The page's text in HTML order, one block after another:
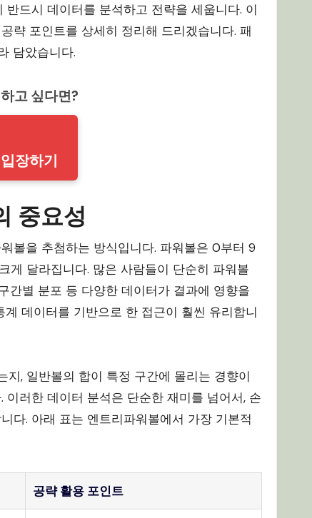
드시 데이터를 분석하고 전략을 세웁니다. 이
략 포인트를 상세히 정리해 드리겠습니다. 패
담았습니다.
고 싶다면?
장하기
중요성
볼을 추첨하는 방식입니다. 파워볼은 0부터 9
게 달라집니다. 많은 사람들이 단순히 파워볼
간별 분포 등 다양한 데이터가 결과에 영향을
데이터를 기반으로 한 접근이 훨씬 유리합니
, 일반볼의 합이 특정 구간에 몰리는 경향이
러한 데이터 분석은 단순한 재미를 넘어서, 손
다. 아래 표는 엔트리파워볼에서 가장 기본적
공략 활용 포인트